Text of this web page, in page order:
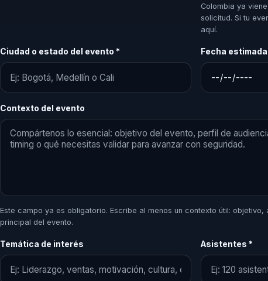
Colombia ya
solicitud. Si tu
aquí.
Ciudad o estado del evento * Fecha
Contexto del evento
Este campo ya es obligatorio. Escribe al menos un contexto útil: objetivo,
principal del evento.
Temática de interés Asistentes *